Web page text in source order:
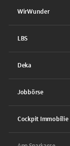
WirWunder
LBS
Deka
Jobbörse
Cockpit Immobilie